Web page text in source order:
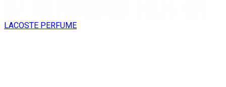
LACOSTE PERFUME